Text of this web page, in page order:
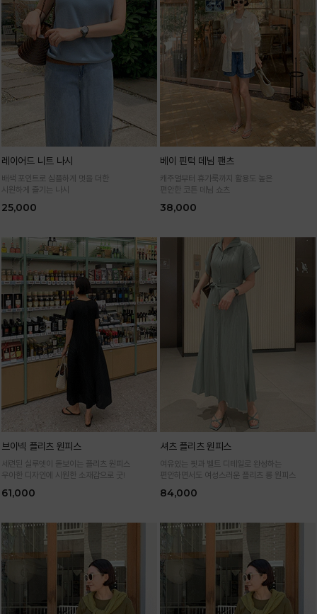
레이어드 니트 나시
배색 포인트로 심플하게 멋을 더한
시원하게 즐기는 나시
25,000
베이 핀턱 데님 팬츠
캐주얼부터 휴가룩까지 활용도 높은
편안한 코튼 데님 쇼츠
38,000
브이넥 플리츠 원피스
세련된 실루엣이 돋보이는 플리츠 원피스
우아한 디자인에 시원한 소재감으로 굿!
61,000
셔츠 플리츠 원피스
여유있는 핏과 벨트 디테일로 완성하는
편안하면서도 여성스러운 플리츠 롱 원피스
84,000